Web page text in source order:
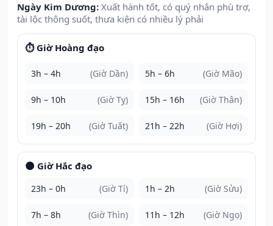
Ngày Kim Dương: Xuất hành tốt, có quý nhân phù trợ,
tài lộc thông suốt, thưa kiện có nhiều lý phải
⏱️ Giờ Hoàng đạo
3h – 4h (Giờ Dần) 5h – 6h (Giờ Mão)
9h – 10h (Giờ Tỵ) 15h – 16h (Giờ Thân)
19h – 20h (Giờ Tuất) 21h – 22h (Giờ Hợi)
🌑 Giờ Hắc đạo
23h – 0h (Giờ Tí) 1h – 2h (Giờ Sửu)
7h – 8h (Giờ Thìn) 11h – 12h (Giờ Ngọ)